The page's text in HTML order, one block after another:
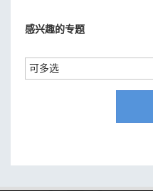
感兴趣的专题